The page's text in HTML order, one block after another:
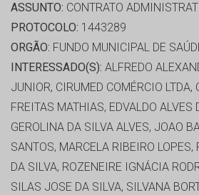
ASSUNTO: CONTRATO
PROTOCOLO: 1443289
ORGÃO: FUNDO MUNICIPAL DE
INTERESSADO(S): ALFREDO
JUNIOR, CIRUMED COMÉRCIO LTDA,
FREITAS MATHIAS, EDVALDO ALVES
GEROLINA DA SILVA ALVES, JOAO
SANTOS, MARCELA RIBEIRO LOPES,
DA SILVA, ROZENEIRE IGNÁCIA
SILAS JOSE DA SILVA, SILVANA